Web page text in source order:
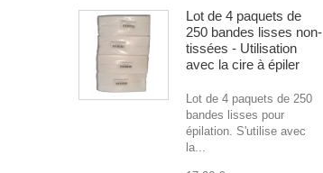
Lot de 4 paquets de
250 bandes lisses non-
tissées - Utilisation
avec la cire à épiler
Lot de 4 paquets de 250
bandes lisses pour
épilation. S'utilise avec
la...